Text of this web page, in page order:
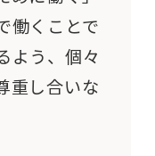
働くことで
よう、個々
重し合いな